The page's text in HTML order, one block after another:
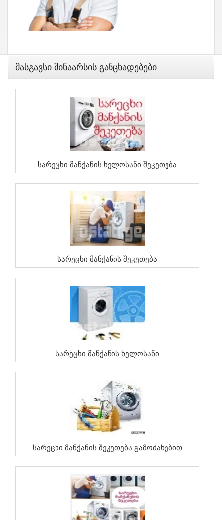
Მასგავსი Შინაარსის Განცხადებები
Სარეცხი Მანქანის Ხელოსანი Შეკეთება
Სარეცხი Მანქანის Შეკეთება
Სარეცხი Მანქანის Ხელოსანი
Სარეცხი Მანქანის Შეკეთება Გამოძახებით